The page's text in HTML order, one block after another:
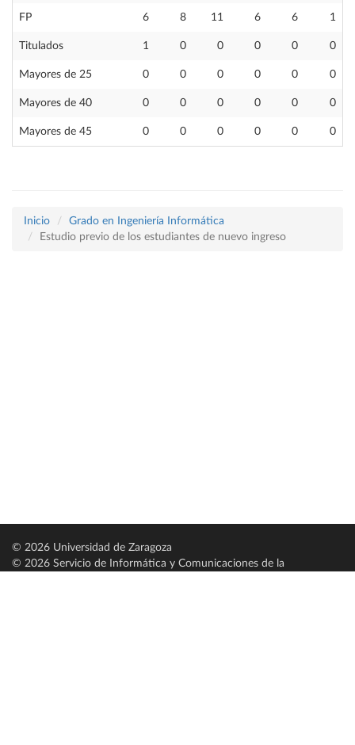
FP 6 8 11 6 6 1
Titulados 1 0 0 0 0 0
Mayores de 25 0 0 0 0 0 0
Mayores de 40 0 0 0 0 0 0
Mayores de 45 0 0 0 0 0 0
Inicio
Grado en Ingeniería Informática
Estudio previo de los estudiantes de nuevo ingreso
© 2026 Universidad de Zaragoza
© 2026 Servicio de Informática y Comunicaciones de la